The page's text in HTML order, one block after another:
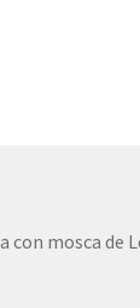
con mosca de